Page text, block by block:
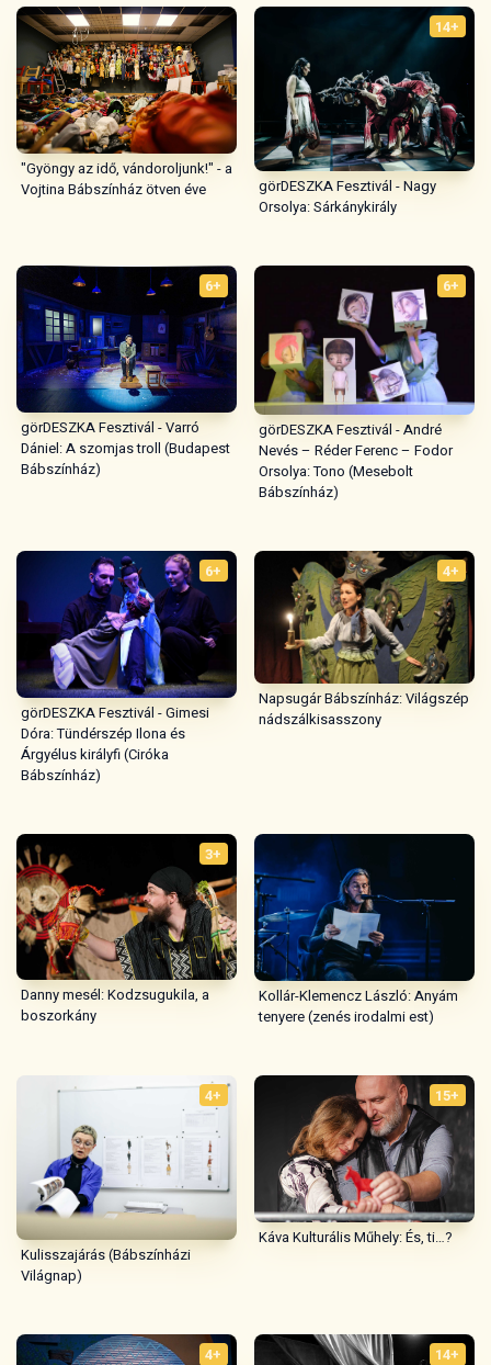
"Gyöngy az idő, vándoroljunk!" - a
Vojtina Bábszínház ötven éve
14+
görDESZKA Fesztivál - Nagy
Orsolya: Sárkánykirály
6+
görDESZKA Fesztivál - Varró
Dániel: A szomjas troll (Budapest
Bábszínház)
6+
görDESZKA Fesztivál - André
Nevés – Réder Ferenc – Fodor
Orsolya: Tono (Mesebolt
Bábszínház)
6+
görDESZKA Fesztivál - Gimesi
Dóra: Tündérszép Ilona és
Árgyélus királyfi (Ciróka
Bábszínház)
4+
Napsugár Bábszínház: Világszép
nádszálkisasszony
3+
Danny mesél: Kodzsugukila, a
boszorkány
Kollár-Klemencz László: Anyám
tenyere (zenés irodalmi est)
4+
Kulisszajárás (Bábszínházi
Világnap)
15+
Káva Kulturális Műhely: És, ti…?
4+ 14+